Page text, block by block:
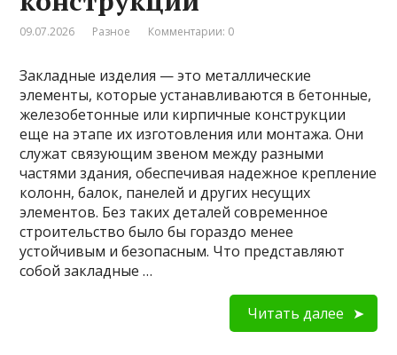
09.07.2026 Разное Комментарии: 0
Закладные изделия — это металлические
элементы, которые устанавливаются в бетонные,
железобетонные или кирпичные конструкции
еще на этапе их изготовления или монтажа. Они
служат связующим звеном между разными
частями здания, обеспечивая надежное крепление
колонн, балок, панелей и других несущих
элементов. Без таких деталей современное
строительство было бы гораздо менее
устойчивым и безопасным. Что представляют
собой закладные …
Читать далее